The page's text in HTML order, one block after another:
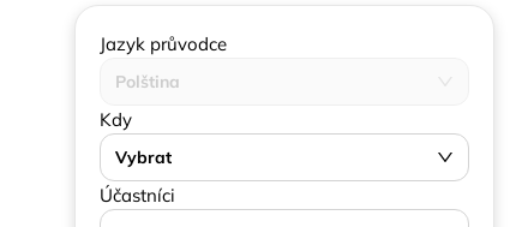
Jazyk průvodce
Polština
Kdy
Vybrat
Účastníci